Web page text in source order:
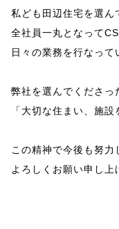
私ども田辺住宅を選ん
全社員一丸となって
日々の業務を行なって
弊社を選んでくださっ
「大切な住まい、施設
この精神で今後も努力
よろしくお願い申し上